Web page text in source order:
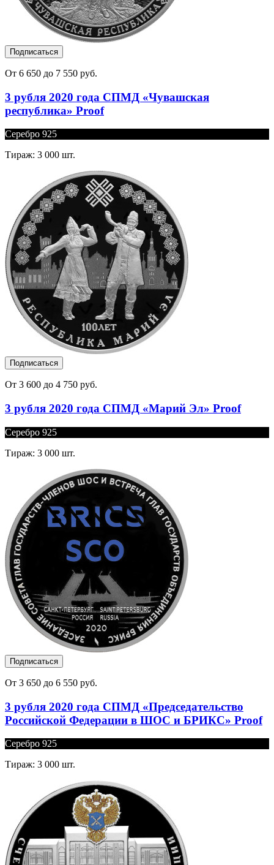
Подписаться
От 6 650 до 7 550 руб.
3 рубля 2020 года СПМД «Чувашская
республика» Proof
Серебро 925
Тираж: 3 000 шт.
Подписаться
От 3 600 до 4 750 руб.
3 рубля 2020 года СПМД «Марий Эл» Proof
Серебро 925
Тираж: 3 000 шт.
Подписаться
От 3 650 до 6 550 руб.
3 рубля 2020 года СПМД «Председательство
Российской Федерации в ШОС и БРИКС» Proof
Серебро 925
Тираж: 3 000 шт.